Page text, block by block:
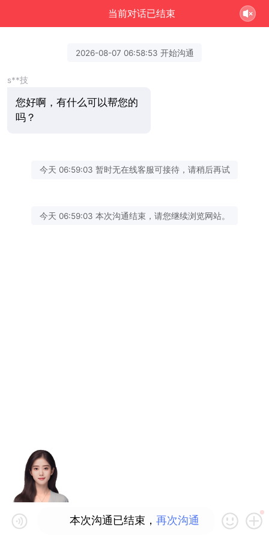
当前对话已结束
2026-08-07 06:58:53 开始沟通
s**技
您好啊，有什么可以帮您的
吗？
今天 06:59:03 暂时无在线客服可接待，请稍后再试
今天 06:59:03 本次沟通结束，请您继续浏览网站。
本次沟通已结束， 再次沟通